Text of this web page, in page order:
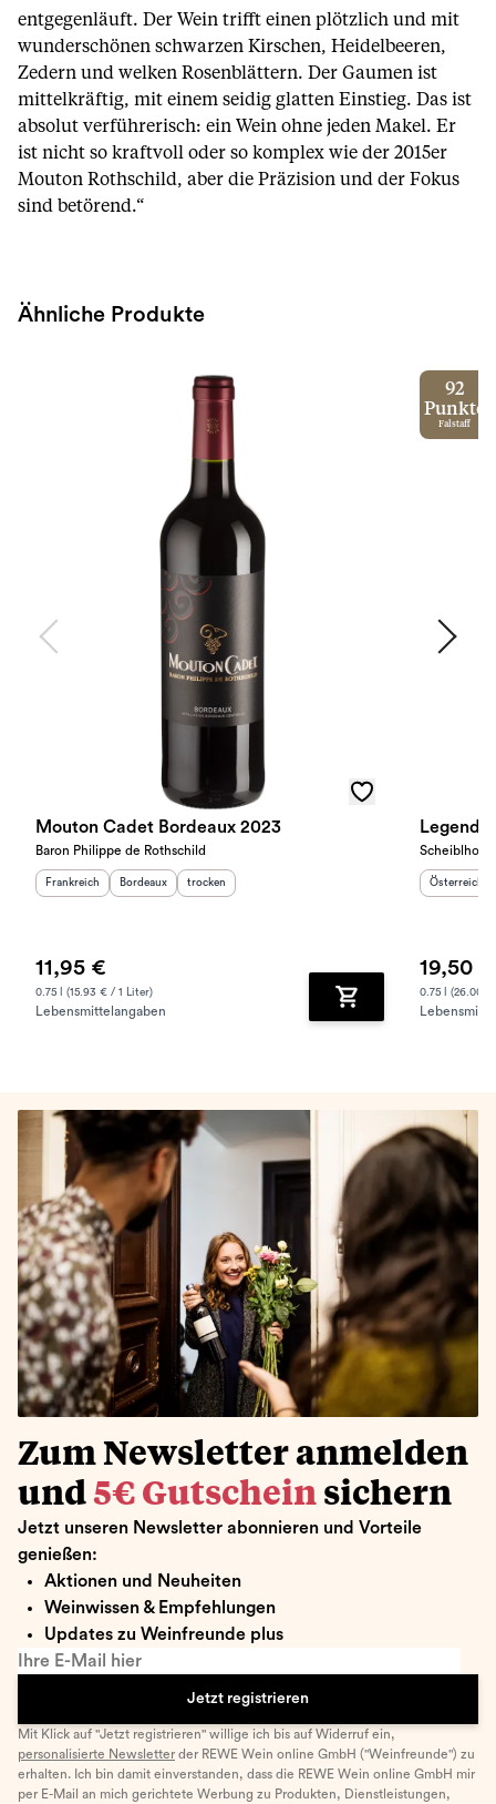
entgegenläuft. Der Wein trifft einen plötzlich und mit
wunderschönen schwarzen Kirschen, Heidelbeeren,
Zedern und welken Rosenblättern. Der Gaumen ist
mittelkräftig, mit einem seidig glatten Einstieg. Das ist
absolut verführerisch: ein Wein ohne jeden Makel. Er
ist nicht so kraftvoll oder so komplex wie der 2015er
Mouton Rothschild, aber die Präzision und der Fokus
sind betörend.“
Ähnliche Produkte
Mouton Cadet Bordeaux 2023
Baron Philippe de Rothschild
Herkunftsland
Frankreich Herkunftsregion:
Bordeaux Geschmack
trocken
11,95 €
0.75 l (15.93 € / 1 Liter)
Lebensmittelangaben Zum Warenkorb
92
Punkte
Falstaff
Legends
Scheiblhofer
Österreich
19,50 €
0.75 l (26.00 €
Zum Newsletter anmelden
und 5€ Gutschein sichern
Jetzt unseren Newsletter abonnieren und Vorteile
genießen:
Aktionen und Neuheiten
Weinwissen & Empfehlungen
Updates zu Weinfreunde plus
Ihre E-Mail hier
Jetzt registrieren
Mit Klick auf "Jetzt registrieren" willige ich bis auf Widerruf ein,
personalisierte Newsletter der REWE Wein online GmbH ("Weinfreunde") zu
erhalten. Ich bin damit einverstanden, dass die REWE Wein online GmbH mir
per E-Mail an mich gerichtete Werbung zu Produkten, Dienstleistungen,